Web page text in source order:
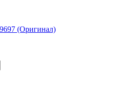
(Оригинал)